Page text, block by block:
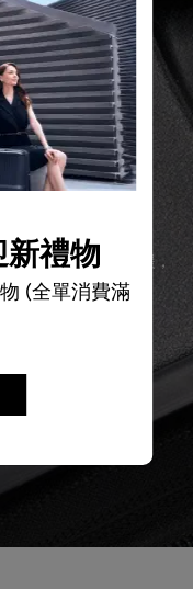
禮物
(全單消費滿
提供可靠的服務支援，
領先一步。